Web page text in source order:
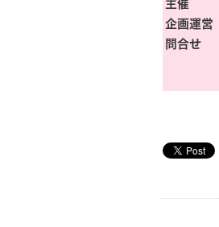
主催
企画運営
問合せ